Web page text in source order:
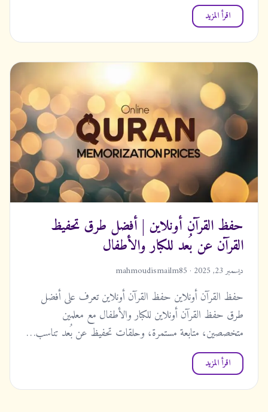
اقرأ المزيد
حفظ القرآن أونلاين | أفضل طرق تحفيظ
القرآن عن بُعد للكبار والأطفال
ديسمبر 23, 2025 · mahmoudismailm85
حفظ القرآن أونلاين حفظ القرآن أونلاين تعرف على أفضل
طرق حفظ القرآن أونلاين للكبار والأطفال مع معلمين
متخصصين، متابعة مستمرة، وحلقات تحفيظ عن بُعد تناسب…
اقرأ المزيد